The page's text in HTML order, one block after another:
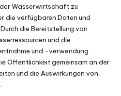
Wasserwirtschaft zu
die verfügbaren Daten und
die Bereitstellung von
und die
und -verwendung
Öffentlichkeit gemeinsam an der
und die Auswirkungen von